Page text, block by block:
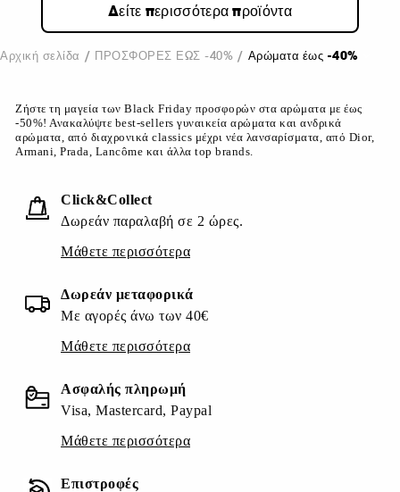
Δείτε περισσότερα προϊόντα
Αρχική σελίδα ΠΡΟΣΦΟΡΕΣ ΕΩΣ -40% Αρώματα έως -40%
Ζήστε τη μαγεία των Black Friday προσφορών στα αρώματα με έως
-50%! Ανακαλύψτε best-sellers γυναικεία αρώματα και ανδρικά
αρώματα, από διαχρονικά classics μέχρι νέα λανσαρίσματα, από Dior,
Armani, Prada, Lancôme και άλλα top brands.
Click&Collect
Δωρεάν παραλαβή σε 2 ώρες.
Μάθετε περισσότερα
Δωρεάν μεταφορικά
Με αγορές άνω των 40€
Μάθετε περισσότερα
Ασφαλής πληρωμή
Visa, Mastercard, Paypal
Μάθετε περισσότερα
Επιστροφές